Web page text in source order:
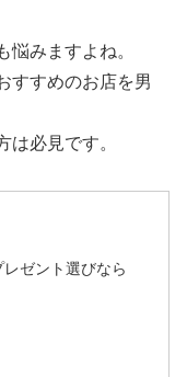
悩みますよね。
すすめのお店を男
必見です。
ゼント選びなら